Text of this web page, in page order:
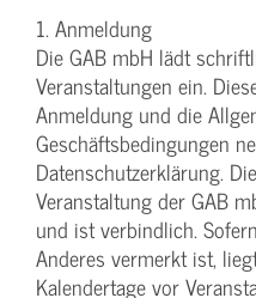
1. Anmeldung
Die GAB mbH lädt
Veranstaltungen ein.
Anmeldung und die
Geschäftsbedingungen
Datenschutzerklärung.
Veranstaltung der GAB
und ist verbindlich.
Anderes vermerkt ist,
Kalendertage vor